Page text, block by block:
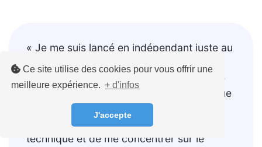
Ce site utilise des cookies pour vous offrir une
meilleure expérience. + d'infos
J'accepte
« Je me suis lancé en indépendant juste au
moment du covid... Mauvais timing ! Je
suis donc naturellement allé vers la vente
de formations en ligne, et on peut dire que
j'ai bien fait ! Wifeo m'a permis de ne pas
me poser trop de questions sur la partie
technique et de me concentrer sur le